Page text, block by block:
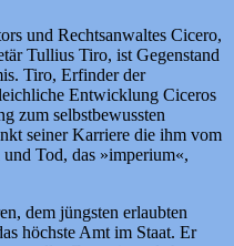
und Rechtsanwaltes Cicero,
Tullius Tiro, ist Gegenstand
Tiro, Erfinder der
Entwicklung Ciceros
zum selbstbewussten
seiner Karriere die ihm vom
Tod, das »imperium«,
dem jüngsten erlaubten
höchste Amt im Staat. Er